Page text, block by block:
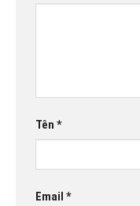
Tên *
Email *